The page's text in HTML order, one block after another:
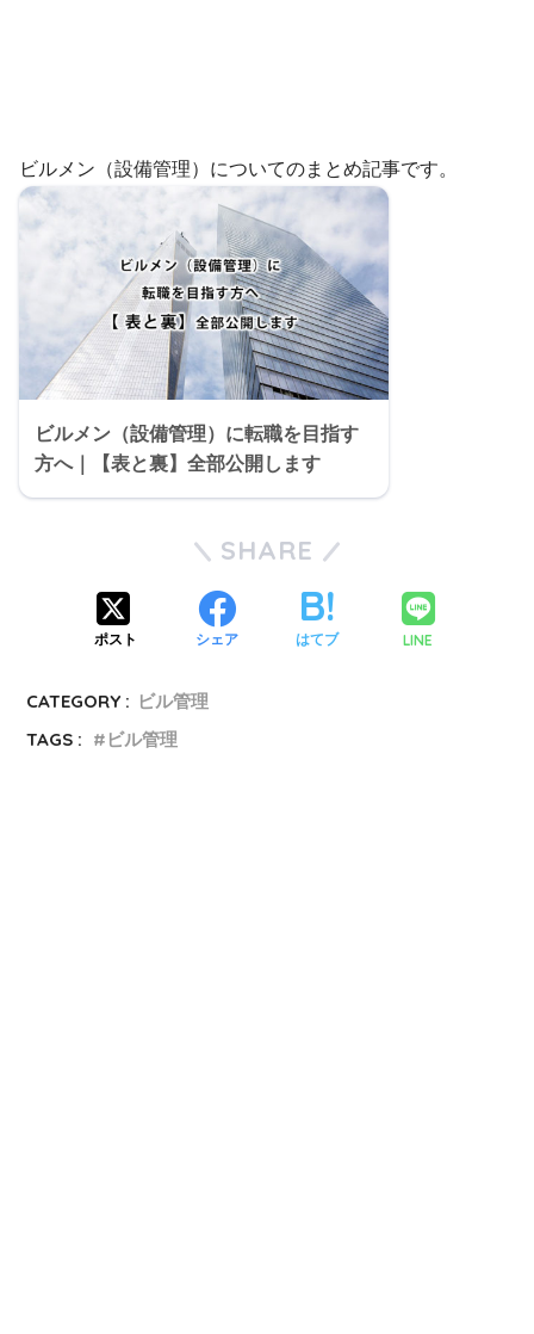
ビルメン（設備管理）についてのまとめ記事です。
ビルメン（設備管理）に転職を目指す
方へ｜【表と裏】全部公開します
SHARE
ポスト シェア はてブ LINE
CATEGORY : ビル管理
TAGS :
ビル管理